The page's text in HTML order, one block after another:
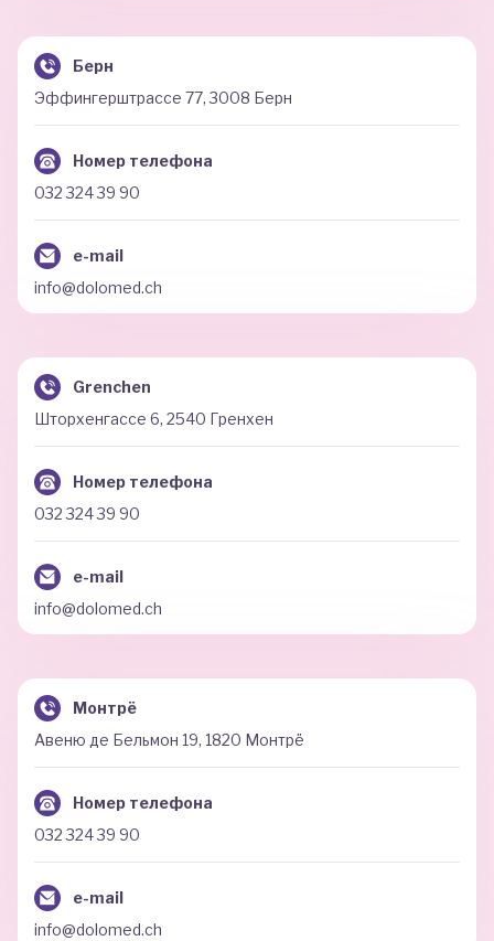
Берн
Эффингерштрассе 77, 3008 Берн
Номер телефона
032 324 39 90
e-mail
info@dolomed.ch
Grenchen
Шторхенгассе 6, 2540 Гренхен
Номер телефона
032 324 39 90
e-mail
info@dolomed.ch
Монтрё
Авеню де Бельмон 19, 1820 Монтрё
Номер телефона
032 324 39 90
e-mail
info@dolomed.ch